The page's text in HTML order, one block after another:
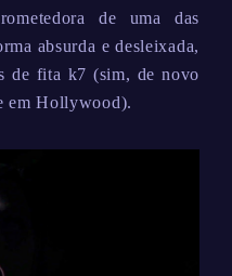
de uma das
absurda e desleixada,
de fita k7 (sim, de novo
em Hollywood).